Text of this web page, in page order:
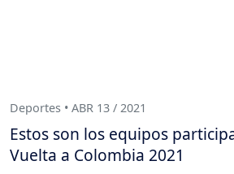
Deportes • ABR 13 / 2021
Estos son los equipos
Vuelta a Colombia 2021